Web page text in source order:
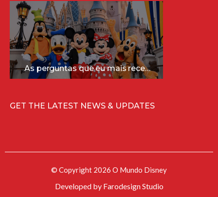
As perguntas que eu mais recebo sobre a Disney (e as respostas mais sinceras!)
GET THE LATEST NEWS & UPDATES
© Copyright 2026 O Mundo Disney
Developed by Farodesign Studio